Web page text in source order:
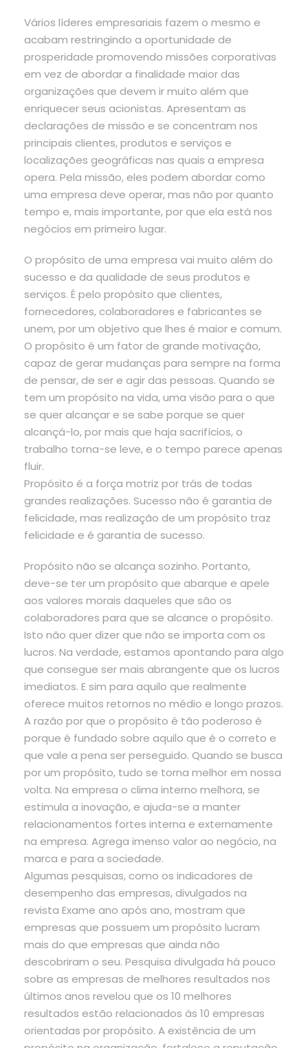
Vários líderes empresariais fazem o mesmo e
acabam restringindo a oportunidade de
prosperidade promovendo missões corporativas
em vez de abordar a finalidade maior das
organizações que devem ir muito além que
enriquecer seus acionistas. Apresentam as
declarações de missão e se concentram nos
principais clientes, produtos e serviços e
localizações geográficas nas quais a empresa
opera. Pela missão, eles podem abordar como
uma empresa deve operar, mas não por quanto
tempo e, mais importante, por que ela está nos
negócios em primeiro lugar.
O propósito de uma empresa vai muito além do
sucesso e da qualidade de seus produtos e
serviços. É pelo propósito que clientes,
fornecedores, colaboradores e fabricantes se
unem, por um objetivo que lhes é maior e comum.
O propósito é um fator de grande motivação,
capaz de gerar mudanças para sempre na forma
de pensar, de ser e agir das pessoas. Quando se
tem um propósito na vida, uma visão para o que
se quer alcançar e se sabe porque se quer
alcançá-lo, por mais que haja sacrifícios, o
trabalho torna-se leve, e o tempo parece apenas
fluir.
Propósito é a força motriz por trás de todas
grandes realizações. Sucesso não é garantia de
felicidade, mas realização de um propósito traz
felicidade e é garantia de sucesso.
Propósito não se alcança sozinho. Portanto,
deve-se ter um propósito que abarque e apele
aos valores morais daqueles que são os
colaboradores para que se alcance o propósito.
Isto não quer dizer que não se importa com os
lucros. Na verdade, estamos apontando para algo
que consegue ser mais abrangente que os lucros
imediatos. E sim para aquilo que realmente
oferece muitos retornos no médio e longo prazos.
A razão por que o propósito é tão poderoso é
porque é fundado sobre aquilo que é o correto e
que vale a pena ser perseguido. Quando se busca
por um propósito, tudo se torna melhor em nossa
volta. Na empresa o clima interno melhora, se
estimula a inovação, e ajuda-se a manter
relacionamentos fortes interna e externamente
na empresa. Agrega imenso valor ao negócio, na
marca e para a sociedade.
Algumas pesquisas, como os indicadores de
desempenho das empresas, divulgados na
revista Exame ano após ano, mostram que
empresas que possuem um propósito lucram
mais do que empresas que ainda não
descobriram o seu. Pesquisa divulgada há pouco
sobre as empresas de melhores resultados nos
últimos anos revelou que os 10 melhores
resultados estão relacionados às 10 empresas
orientadas por propósito. A existência de um